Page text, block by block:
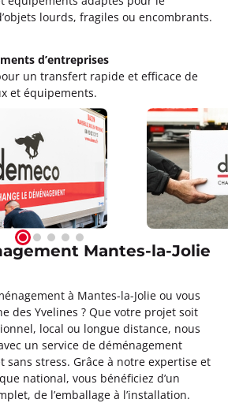
lourds, fragiles ou encombrants.
d’entreprises
un transfert rapide et efficace de
et équipements.
Mantes-la-Jolie
à Mantes-la-Jolie ou vous
des Yvelines ? Que votre projet soit
local ou longue distance, nous
un service de déménagement
sans stress. Grâce à notre expertise et
national, vous bénéficiez d’un
de l’emballage à l’installation.